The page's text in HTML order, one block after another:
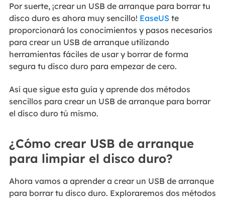
Por suerte, ¡crear un USB de arranque para borrar tu
disco duro es ahora muy sencillo! EaseUS te
proporcionará los conocimientos y pasos necesarios
para crear un USB de arranque utilizando
herramientas fáciles de usar y borrar de forma
segura tu disco duro para empezar de cero.
Así que sigue esta guía y aprende dos métodos
sencillos para crear un USB de arranque para borrar
el disco duro tú mismo.
¿Cómo crear USB de arranque
para limpiar el disco duro?
Ahora vamos a aprender a crear un USB de arranque
para borrar tu disco duro. Exploraremos dos métodos